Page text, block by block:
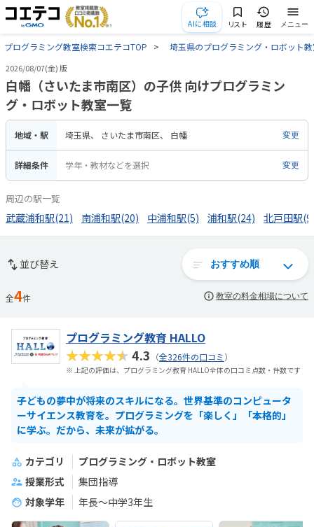
AIに相談 リスト 履歴 メニュー
プログラミング教室検索コエテコTOP 埼玉県のプログラミング・ロボット
2026/08/07(金) 版
白幡（さいたま市南区）の子供 向けプログラミン
グ・ロボット教室一覧
地域・駅 埼玉県 さいたま市南区 白幡 変更
詳細条件 学年・教材などを選択 変更
周辺の駅一覧
武蔵浦和駅(21) 南浦和駅(20) 中浦和駅(5) 浦和駅(24) 北戸田駅
並び替え
全4件 教室の料金相場について
プログラミング教育 HALLO
★★★★★4.3 （全326件の口コミ）
※ 上記の評価は、プログラミング教育 HALLO全体の口コミ点数・件数です
子どもの夢中が将来のスキルになる。世界基準のコンピュータ
ーサイエンス教育を。プログラミングを「楽しく」「本格的」
に学ぶ。だから、未来が拡がる。
カテゴリ
プログラミング・ロボット教室
授業形式
集団指導
対象学年
年長～中学3年生